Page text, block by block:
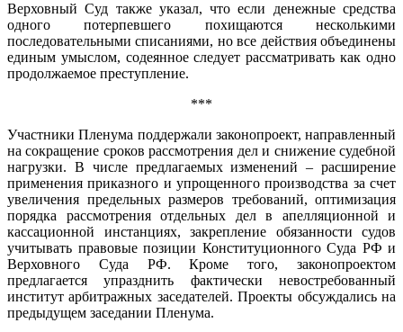
Верховный Суд также указал, что если денежные средства
одного потерпевшего похищаются несколькими
последовательными списаниями, но все действия объединены
единым умыслом, содеянное следует рассматривать как одно
продолжаемое преступление.
***
Участники Пленума поддержали законопроект, направленный
на сокращение сроков рассмотрения дел и снижение судебной
нагрузки. В числе предлагаемых изменений – расширение
применения приказного и упрощенного производства за счет
увеличения предельных размеров требований, оптимизация
порядка рассмотрения отдельных дел в апелляционной и
кассационной инстанциях, закрепление обязанности судов
учитывать правовые позиции Конституционного Суда РФ и
Верховного Суда РФ. Кроме того, законопроектом
предлагается упразднить фактически невостребованный
институт арбитражных заседателей. Проекты обсуждались на
предыдущем заседании Пленума.